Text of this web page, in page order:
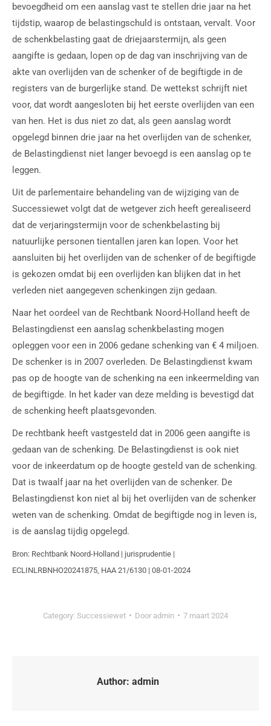
bevoegdheid om een aanslag vast te stellen drie jaar na het
tijdstip, waarop de belastingschuld is ontstaan, vervalt. Voor
de schenkbelasting gaat de driejaarstermijn, als geen
aangifte is gedaan, lopen op de dag van inschrijving van de
akte van overlijden van de schenker of de begiftigde in de
registers van de burgerlijke stand. De wettekst schrijft niet
voor, dat wordt aangesloten bij het eerste overlijden van een
van hen. Het is dus niet zo dat, als geen aanslag wordt
opgelegd binnen drie jaar na het overlijden van de schenker,
de Belastingdienst niet langer bevoegd is een aanslag op te
leggen.
Uit de parlementaire behandeling van de wijziging van de
Successiewet volgt dat de wetgever zich heeft gerealiseerd
dat de verjaringstermijn voor de schenkbelasting bij
natuurlijke personen tientallen jaren kan lopen. Voor het
aansluiten bij het overlijden van de schenker of de begiftigde
is gekozen omdat bij een overlijden kan blijken dat in het
verleden niet aangegeven schenkingen zijn gedaan.
Naar het oordeel van de Rechtbank Noord-Holland heeft de
Belastingdienst een aanslag schenkbelasting mogen
opleggen voor een in 2006 gedane schenking van € 4 miljoen.
De schenker is in 2007 overleden. De Belastingdienst kwam
pas op de hoogte van de schenking na een inkeermelding van
de begiftigde. In het kader van deze melding is bevestigd dat
de schenking heeft plaatsgevonden.
De rechtbank heeft vastgesteld dat in 2006 geen aangifte is
gedaan van de schenking. De Belastingdienst is ook niet
voor de inkeerdatum op de hoogte gesteld van de schenking.
Dat is twaalf jaar na het overlijden van de schenker. De
Belastingdienst kon niet al bij het overlijden van de schenker
weten van de schenking. Omdat de begiftigde nog in leven is,
is de aanslag tijdig opgelegd.
Bron: Rechtbank Noord-Holland | jurisprudentie |
ECLINLRBNHO20241875, HAA 21/6130 | 08-01-2024
Category: Successiewet Door admin 7 maart 2024
Author: admin